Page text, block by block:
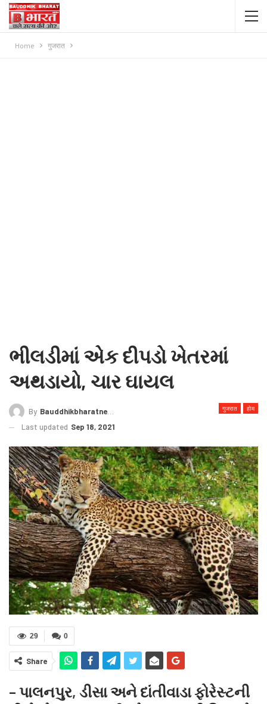
Home गुजरात
ભીલડીમાં એક દીપડો ખેતરમાં
અથડાયો, ચાર ઘાયલ
गुजरात होम
By Bauddhikbharatnews@gmail.com
Last updated Sep 18, 2021
0
29
Share
– પાલનપુર, ડીસા અને દાંતીવાડા ફોરેસ્ટની